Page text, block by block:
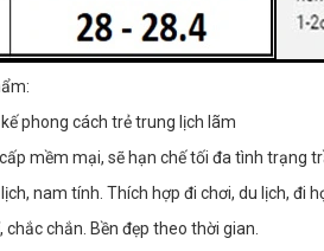
phong cách trẻ trung lịch lãm
mềm mại, sẽ hạn chế tối đa tình trạng
nam tính. Thích hợp đi chơi, du lịch, đi
chắn. Bền đẹp theo thời gian.